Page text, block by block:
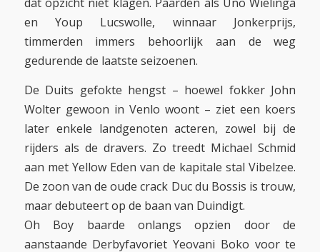
en Youp Lucswolle, winnaar Jonkerprijs,
timmerden immers behoorlijk aan de weg
gedurende de laatste seizoenen.
De Duits gefokte hengst – hoewel fokker John
Wolter gewoon in Venlo woont – ziet een koers
later enkele landgenoten acteren, zowel bij de
rijders als de dravers. Zo treedt Michael Schmid
aan met Yellow Eden van de kapitale stal Vibelzee.
De zoon van de oude crack Duc du Bossis is trouw,
maar debuteert op de baan van Duindigt.
Oh Boy baarde onlangs opzien door de
aanstaande Derbyfavoriet Yeovani Boko voor te